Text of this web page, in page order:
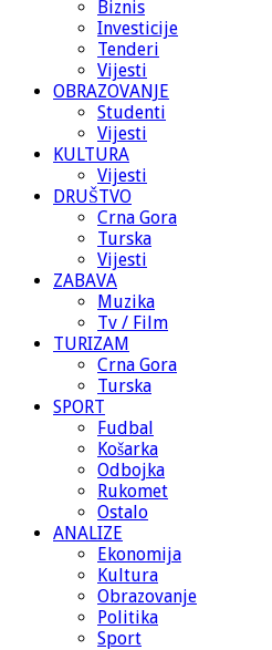
Biznis
Investicije
Tenderi
Vijesti
OBRAZOVANJE
Studenti
Vijesti
KULTURA
Vijesti
DRUŠTVO
Crna Gora
Turska
Vijesti
ZABAVA
Muzika
Tv / Film
TURIZAM
Crna Gora
Turska
SPORT
Fudbal
Košarka
Odbojka
Rukomet
Ostalo
ANALIZE
Ekonomija
Kultura
Obrazovanje
Politika
Sport